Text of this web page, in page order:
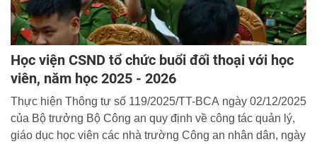
Học viện CSND tổ chức buổi đối thoại với học
viên, năm học 2025 - 2026
Thực hiện Thông tư số 119/2025/TT-BCA ngày 02/12/2025
của Bộ trưởng Bộ Công an quy định về công tác quản lý,
giáo dục học viên các nhà trường Công an nhân dân, ngày